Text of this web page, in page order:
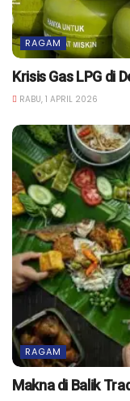
RAGAM
Krisis Gas LPG di
RABU, 1 APRIL 2026
RAGAM
Makna di Balik